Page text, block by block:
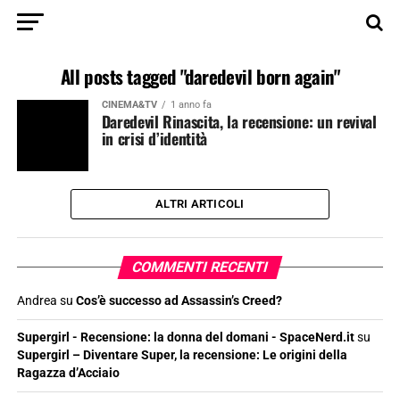
All posts tagged "daredevil born again"
CINEMA&TV 1 anno fa
Daredevil Rinascita, la recensione: un revival
in crisi d’identità
ALTRI ARTICOLI
COMMENTI RECENTI
Andrea su Cos’è successo ad Assassin’s Creed?
Supergirl - Recensione: la donna del domani - SpaceNerd.itsu
Supergirl – Diventare Super, la recensione: Le origini della
Ragazza d’Acciaio